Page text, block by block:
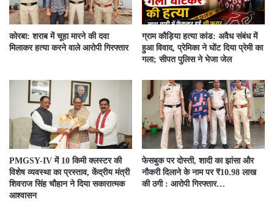
कोरबा: शराब में चूहा मारने की दवा
मिलाकर हत्या करने वाले आरोपी गिरफ्तार
ग्राम कौड़िया हत्या कांड: अवैध संबंध में
हुआ विवाद, प्रेमिका ने घोंट दिया प्रेमी का
गला; सीपत पुलिस ने भेजा जेल
PMGSY-IV में 10 किमी क्लस्टर की
विशेष व्यवस्था का प्रस्ताव, केंद्रीय मंत्री
शिवराज सिंह चौहान ने दिया सकारात्मक
आश्वासन
फेसबुक पर दोस्ती, शादी का झांसा और
नौकरी दिलाने के नाम पर ₹10.98 लाख
की ठगी : आरोपी गिरफ्तार…